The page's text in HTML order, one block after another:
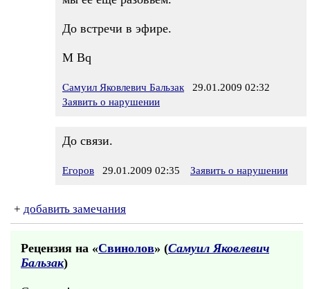
До встречи в эфире.
М Bq
Самуил Яковлевич Бальзак 29.01.2009 02:32
Заявить о нарушении
До связи.
Егоров 29.01.2009 02:35 Заявить о нарушении
+ добавить замечания
Рецензия на «Свинолов» (Самуил Яковлевич
Бальзак)